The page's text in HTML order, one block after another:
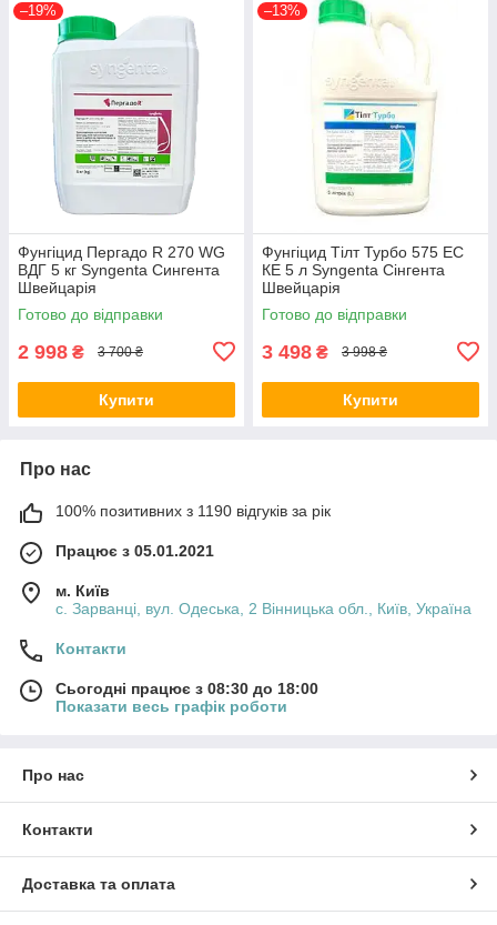
–19%
Фунгіцид Пергадо R 270 WG
ВДГ 5 кг Syngenta Сингента
Швейцарія
Готово до відправки
2 998 ₴ 3 700 ₴
Купити
–13%
Фунгіцид Тілт Турбо 575 ЕС
КЕ 5 л Syngenta Сінгента
Швейцарія
Готово до відправки
3 498 ₴ 3 998 ₴
Купити
Про нас
100% позитивних з 1190 відгуків за рік
Працює з 05.01.2021
м. Київ
с. Зарванці, вул. Одеська, 2 Вінницька обл., Київ, Україна
Контакти
Сьогодні працює з 08:30 до 18:00
Показати весь графік роботи
Про нас
Контакти
Доставка та оплата